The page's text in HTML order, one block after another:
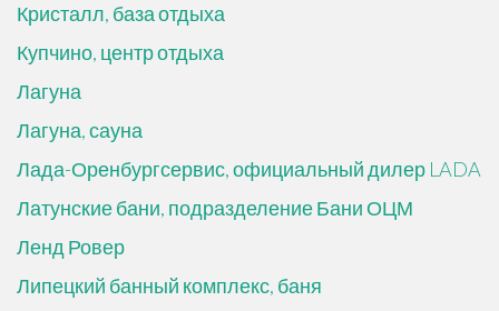
Кристалл, база отдыха
Купчино, центр отдыха
Лагуна
Лагуна, сауна
Лада-Оренбургсервис, официальный дилер LADA
Латунские бани, подразделение Бани ОЦМ
Ленд Ровер
Липецкий банный комплекс, баня